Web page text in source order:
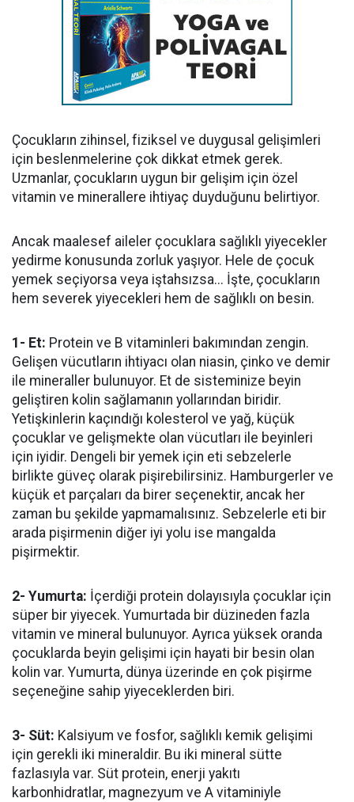
Çocukların zihinsel, fiziksel ve duygusal gelişimleri
için beslenmelerine çok dikkat etmek gerek.
Uzmanlar, çocukların uygun bir gelişim için özel
vitamin ve minerallere ihtiyaç duyduğunu belirtiyor.
Ancak maalesef aileler çocuklara sağlıklı yiyecekler
yedirme konusunda zorluk yaşıyor. Hele de çocuk
yemek seçiyorsa veya iştahsızsa... İşte, çocukların
hem severek yiyecekleri hem de sağlıklı on besin.
1- Et: Protein ve B vitaminleri bakımından zengin.
Gelişen vücutların ihtiyacı olan niasin, çinko ve demir
ile mineraller bulunuyor. Et de sisteminize beyin
geliştiren kolin sağlamanın yollarından biridir.
Yetişkinlerin kaçındığı kolesterol ve yağ, küçük
çocuklar ve gelişmekte olan vücutları ile beyinleri
için iyidir. Dengeli bir yemek için eti sebzelerle
birlikte güveç olarak pişirebilirsiniz. Hamburgerler ve
küçük et parçaları da birer seçenektir, ancak her
zaman bu şekilde yapmamalısınız. Sebzelerle eti bir
arada pişirmenin diğer iyi yolu ise mangalda
pişirmektir.
2- Yumurta: İçerdiği protein dolayısıyla çocuklar için
süper bir yiyecek. Yumurtada bir düzineden fazla
vitamin ve mineral bulunuyor. Ayrıca yüksek oranda
çocuklarda beyin gelişimi için hayati bir besin olan
kolin var. Yumurta, dünya üzerinde en çok pişirme
seçeneğine sahip yiyeceklerden biri.
3- Süt: Kalsiyum ve fosfor, sağlıklı kemik gelişimi
için gerekli iki mineraldir. Bu iki mineral sütte
fazlasıyla var. Süt protein, enerji yakıtı
karbonhidratlar, magnezyum ve A vitaminiyle